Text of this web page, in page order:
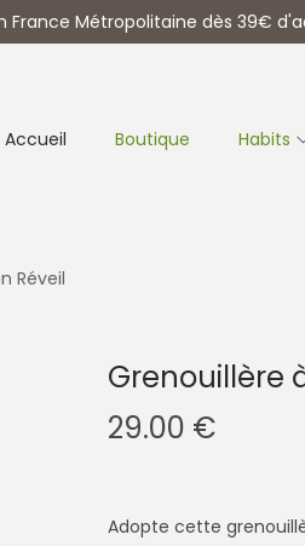
France Métropolitaine dès 39€
Accueil Boutique Habits
Réveil
Grenouillère
29.00 €
Adopte cette